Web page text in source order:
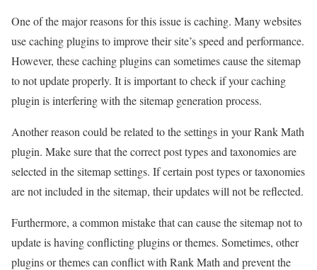
One of the major reasons for this issue is caching. Many websites
use caching plugins to improve their site’s speed and performance.
However, these caching plugins can sometimes cause the sitemap
to not update properly. It is important to check if your caching
plugin is interfering with the sitemap generation process.
Another reason could be related to the settings in your Rank Math
plugin. Make sure that the correct post types and taxonomies are
selected in the sitemap settings. If certain post types or taxonomies
are not included in the sitemap, their updates will not be reflected.
Furthermore, a common mistake that can cause the sitemap not to
update is having conflicting plugins or themes. Sometimes, other
plugins or themes can conflict with Rank Math and prevent the